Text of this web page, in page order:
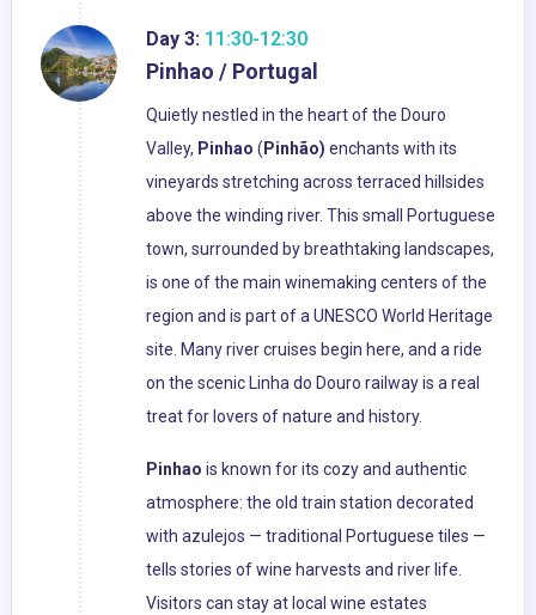
Day 3: 11:30-12:30
Pinhao / Portugal
Quietly nestled in the heart of the Douro
Valley, Pinhao ( Pinhão) enchants with its
vineyards stretching across terraced hillsides
above the winding river. This small Portuguese
town, surrounded by breathtaking landscapes,
is one of the main winemaking centers of the
region and is part of a UNESCO World Heritage
site. Many river cruises begin here, and a ride
on the scenic Linha do Douro railway is a real
treat for lovers of nature and history.
Pinhao is known for its cozy and authentic
atmosphere: the old train station decorated
with azulejos — traditional Portuguese tiles —
tells stories of wine harvests and river life.
Visitors can stay at local wine estates